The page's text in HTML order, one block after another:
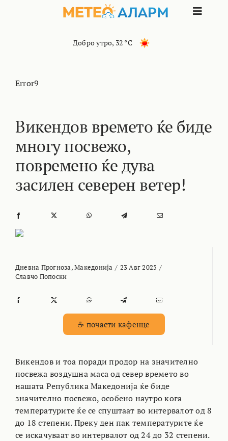
Toggle
КОНТАКТ
Добро утро, 32 °C
Error9
Викендов времето ќе биде
многу посвежо,
повремено ќе дува
засилен северен ветер!
Дневна Прогноза,Македонија / 23 Авг 2025 /
Славчо Попоски
☕ почасти кафенце
Викендов и тоа поради продор на значително
посвежа воздушна маса од север времето во
нашата Република Македонија ќе биде
значително посвежо, особено наутро кога
температурите ќе се спуштаат во интервалот од 8
до 18 степени. Преку ден пак температурите ќе
се искачуваат во интервалот од 24 до 32 степени.